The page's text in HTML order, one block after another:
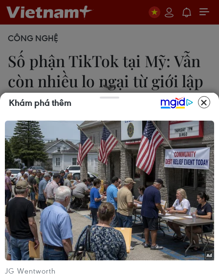
CÔNG NGHỆ
Số phận TikTok tại Mỹ: Vẫn
còn nhiều lo ngại từ giới lập
pháp
18/09/2025 08:17
TikTok tiếp tục đối mặt lo ngại từ giới lập pháp Mỹ
về an ninh, trong khi các cuộc đàm phán về quyền
sở hữu vẫn còn nhiều thách thức.
Khám phá thêm
JG Wentworth